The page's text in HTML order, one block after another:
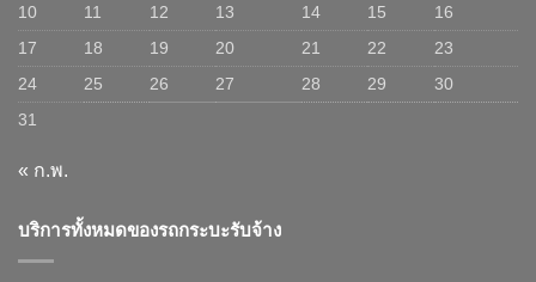
10
11 12 13 14 15
16
17
18 19 20 21 22
23
24
25 26 27 28 29
30
31
« ก.พ.
บริการทั้งหมดของรถกระบะรับจ้าง